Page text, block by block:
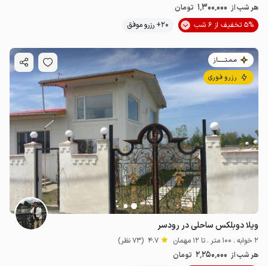
هر شب از 1٬300٬000 تومان
5% تخفیف از 6 شب
20+ رزرو موفق
مـمـتــــــاز
رزرو فوری
ویلا دوبلکس ساحلی در رودسر
2 خوابه . 100 متر . تا 12 مهمان 4.7 (73 نظر)
هر شب از 2٬250٬000 تومان